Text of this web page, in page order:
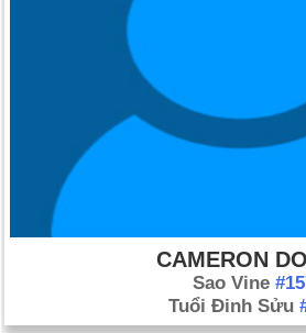
CAMERON
Sao Vine
Tuổi Đinh Sửu